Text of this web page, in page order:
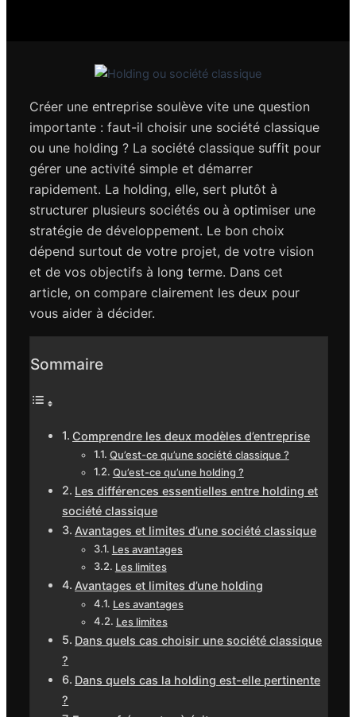
Créer une entreprise soulève vite une question
importante : faut-il choisir une société classique
ou une holding ? La société classique suffit pour
gérer une activité simple et démarrer
rapidement. La holding, elle, sert plutôt à
structurer plusieurs sociétés ou à optimiser une
stratégie de développement. Le bon choix
dépend surtout de votre projet, de votre vision
et de vos objectifs à long terme. Dans cet
article, on compare clairement les deux pour
vous aider à décider.
Sommaire
Comprendre les deux modèles d’entreprise
Qu’est-ce qu’une société classique ?
Qu’est-ce qu’une holding ?
Les différences essentielles entre holding et
société classique
Avantages et limites d’une société classique
Les avantages
Les limites
Avantages et limites d’une holding
Les avantages
Les limites
Dans quels cas choisir une société classique
?
Dans quels cas la holding est-elle pertinente
?